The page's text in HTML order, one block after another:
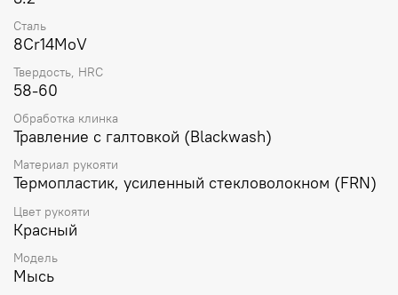
Сталь
8Cr14MoV
Твердость, HRC
58-60
Обработка клинка
Травление с галтовкой (Blackwash)
Материал рукояти
Термопластик, усиленный стекловолокном (FRN)
Цвет рукояти
Красный
Модель
Мысь